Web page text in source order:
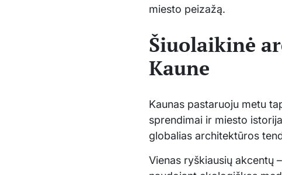
miesto peizažą.
Šiuolaikinė
Kaune
Kaunas pastaruoju metu
sprendimai ir miesto
globalias architektūros
Vienas ryškiausių akcentų